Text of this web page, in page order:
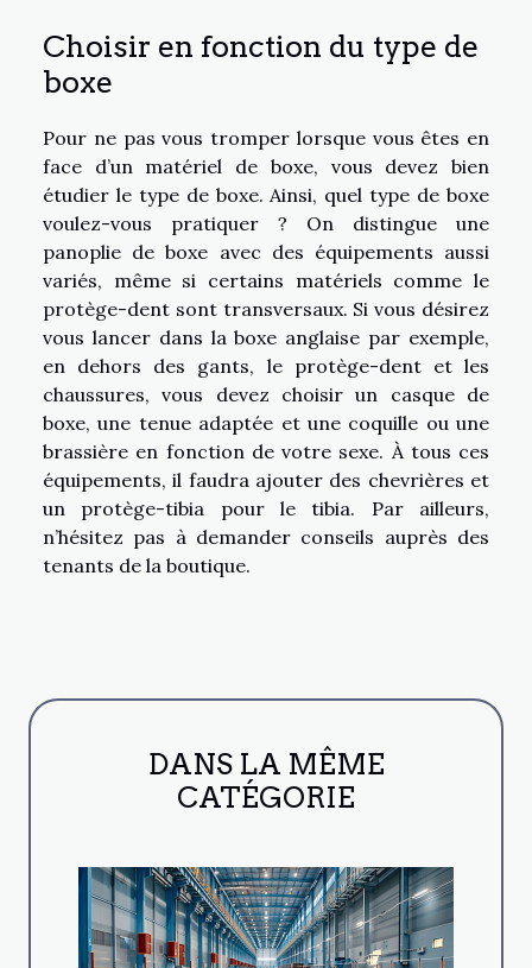
Choisir en fonction du type de
boxe
Pour ne pas vous tromper lorsque vous êtes en
face d’un matériel de boxe, vous devez bien
étudier le type de boxe. Ainsi, quel type de boxe
voulez-vous pratiquer ? On distingue une
panoplie de boxe avec des équipements aussi
variés, même si certains matériels comme le
protège-dent sont transversaux. Si vous désirez
vous lancer dans la boxe anglaise par exemple,
en dehors des gants, le protège-dent et les
chaussures, vous devez choisir un casque de
boxe, une tenue adaptée et une coquille ou une
brassière en fonction de votre sexe. À tous ces
équipements, il faudra ajouter des chevrières et
un protège-tibia pour le tibia. Par ailleurs,
n’hésitez pas à demander conseils auprès des
tenants de la boutique.
DANS LA MÊME
CATÉGORIE